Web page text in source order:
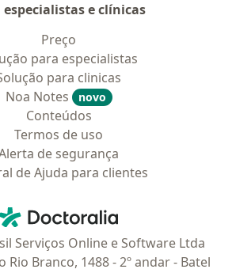
especialistas e clínicas
Preço
para especialistas
para clinicas
Noa Notes
novo
Conteúdos
Termos de uso
de segurança
de Ajuda para clientes
Doctoralia - Homepage
Serviços Online e Software Ltda
Rio Branco, 1488 - 2º andar - Batel